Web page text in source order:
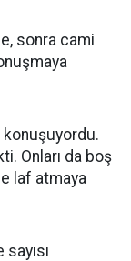
sonra cami
Onları da boş
laf atmaya